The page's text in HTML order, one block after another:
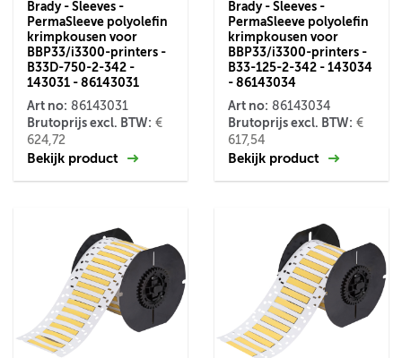
Brady - Sleeves -
PermaSleeve polyolefin
krimpkousen voor
BBP33/i3300-printers -
B33D-750-2-342 -
143031 - 86143031
Art no: 86143031
Brutoprijs excl. BTW: €
624,72
Bekijk product
Brady - Sleeves -
PermaSleeve polyolefin
krimpkousen voor
BBP33/i3300-printers -
B33-125-2-342 - 143034
- 86143034
Art no: 86143034
Brutoprijs excl. BTW: €
617,54
Bekijk product